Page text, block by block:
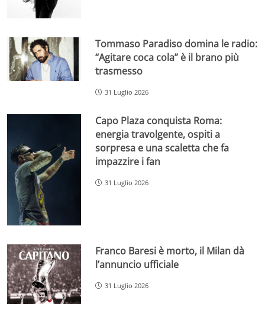
Tommaso Paradiso domina le radio:
“Agitare coca cola” è il brano più
trasmesso
31 Luglio 2026
Capo Plaza conquista Roma:
energia travolgente, ospiti a
sorpresa e una scaletta che fa
impazzire i fan
31 Luglio 2026
Franco Baresi è morto, il Milan dà
l’annuncio ufficiale
31 Luglio 2026